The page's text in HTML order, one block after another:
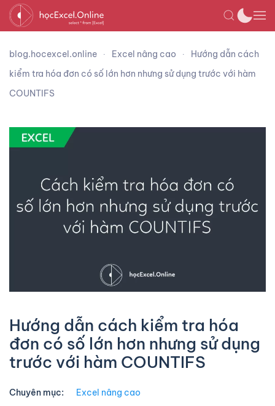
blog.hocexcel.online Excel nâng cao
Hướng dẫn cách
kiểm tra hóa đơn có số lớn hơn nhưng sử dụng trước với hàm
COUNTIFS
Hướng dẫn cách kiểm tra hóa
đơn có số lớn hơn nhưng sử dụng
trước với hàm COUNTIFS
Chuyên mục: Excel nâng cao